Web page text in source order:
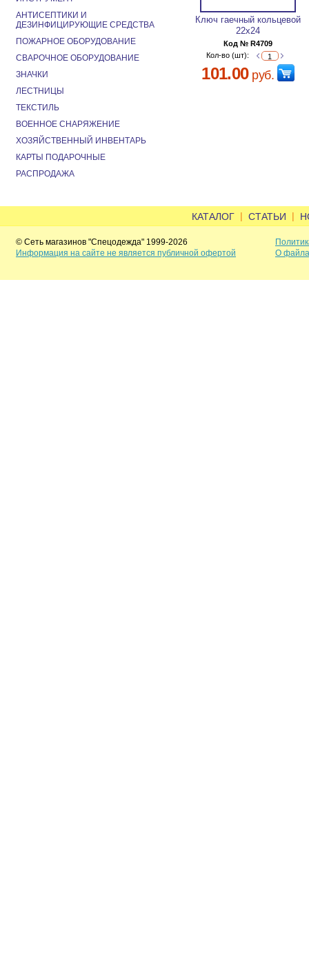
Ключ гаечный кольцевой
22х24
Код № R4709
Кол-во (шт):
101.00руб.
АНТИСЕПТИКИ И
ДЕЗИНФИЦИРУЮЩИЕ СРЕДСТВА
ПОЖАРНОЕ ОБОРУДОВАНИЕ
СВАРОЧНОЕ ОБОРУДОВАНИЕ
ЗНАЧКИ
ЛЕСТНИЦЫ
ТЕКСТИЛЬ
ВОЕННОЕ СНАРЯЖЕНИЕ
ХОЗЯЙСТВЕННЫЙ ИНВЕНТАРЬ
КАРТЫ ПОДАРОЧНЫЕ
РАСПРОДАЖА
КАТАЛОГ | СТАТЬИ |
© Сеть магазинов "Спецодежда" 1999-2026
Информация на сайте не является публичной офертой
О